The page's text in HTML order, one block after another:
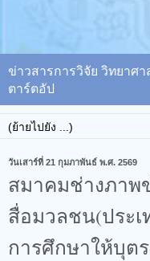
ข่าวสารการวิจัย วิทยาศ
ตาร์ตอัป
วันเสาร์ที่ 21 กุมภาพันธ์ พ.ศ. 2569
สมาคมช่างภาพ
สื่อมวลชน(ประ
การศึกษาให้บุต